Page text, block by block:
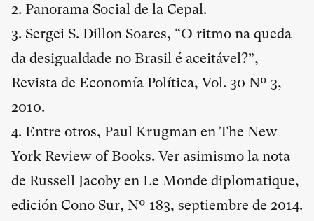
2. Panorama Social de la Cepal.
3. Sergei S. Dillon Soares, “O ritmo na queda
da desigualdade no Brasil é aceitável?”,
Revista de Economía Política, Vol. 30 Nº 3,
2010.
4. Entre otros, Paul Krugman en The New
York Review of Books. Ver asimismo la nota
de Russell Jacoby en Le Monde diplomatique,
edición Cono Sur, Nº 183, septiembre de 2014.